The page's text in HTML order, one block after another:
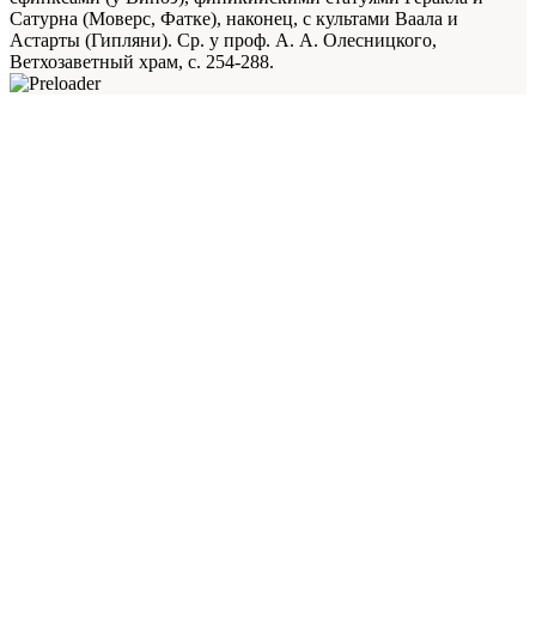
Сатурна (Моверс, Фатке), наконец, с культами Ваала и
Астарты (Гипляни). Ср. у проф. А. А. Олесницкого,
Ветхозаветный храм, с. 254-288.